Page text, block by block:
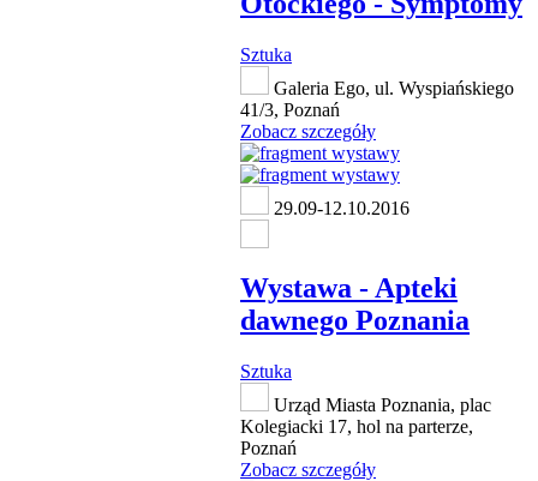
Sztuka
Galeria Ego, ul. Wyspiańskiego
41/3, Poznań
Zobacz szczegóły
29.09-12.10.2016
Wystawa - Apteki
dawnego Poznania
Sztuka
Urząd Miasta Poznania, plac
Kolegiacki 17, hol na parterze,
Poznań
Zobacz szczegóły